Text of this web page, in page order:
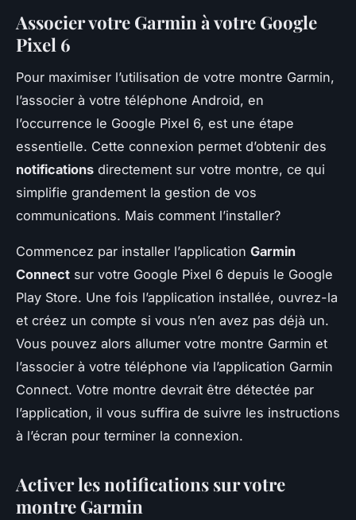
Associer votre Garmin à votre Google
Pixel 6
Pour maximiser l’utilisation de votre montre Garmin,
l’associer à votre téléphone Android, en
l’occurrence le Google Pixel 6, est une étape
essentielle. Cette connexion permet d’obtenir des
notifications directement sur votre montre, ce qui
simplifie grandement la gestion de vos
communications. Mais comment l’installer?
Commencez par installer l’application Garmin
Connect sur votre Google Pixel 6 depuis le Google
Play Store. Une fois l’application installée, ouvrez-la
et créez un compte si vous n’en avez pas déjà un.
Vous pouvez alors allumer votre montre Garmin et
l’associer à votre téléphone via l’application Garmin
Connect. Votre montre devrait être détectée par
l’application, il vous suffira de suivre les instructions
à l’écran pour terminer la connexion.
Activer les notifications sur votre
montre Garmin